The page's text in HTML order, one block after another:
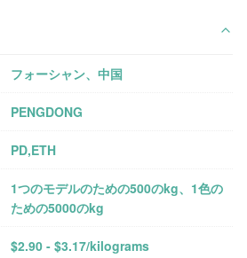
フォーシャン、中国
PENGDONG
PD,ETH
1つのモデルのための500のkg、1色の
ための5000のkg
$2.90 - $3.17/kilograms